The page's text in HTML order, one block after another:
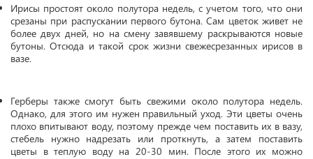
Ирисы простоят около полутора недель, с учетом того, что они
срезаны при распускании первого бутона. Сам цветок живет не
более двух дней, но на смену завявшему раскрываются новые
бутоны. Отсюда и такой срок жизни свежесрезанных ирисов в
вазе.
Герберы также смогут быть свежими около полутора недель.
Однако, для этого им нужен правильный уход. Эти цветы очень
плохо впитывают воду, поэтому прежде чем поставить их в вазу,
стебель нужно надрезать или проткнуть, а затем поставить
цветы в теплую воду на 20-30 мин. После этого их можно